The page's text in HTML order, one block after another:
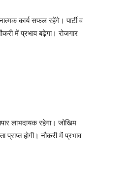
कार्य सफल रहेंगे। पार्टी व
में प्रभाव बढ़ेगा। रोजगार
लाभदायक रहेगा। जोखिम
होगी। नौकरी में प्रभाव